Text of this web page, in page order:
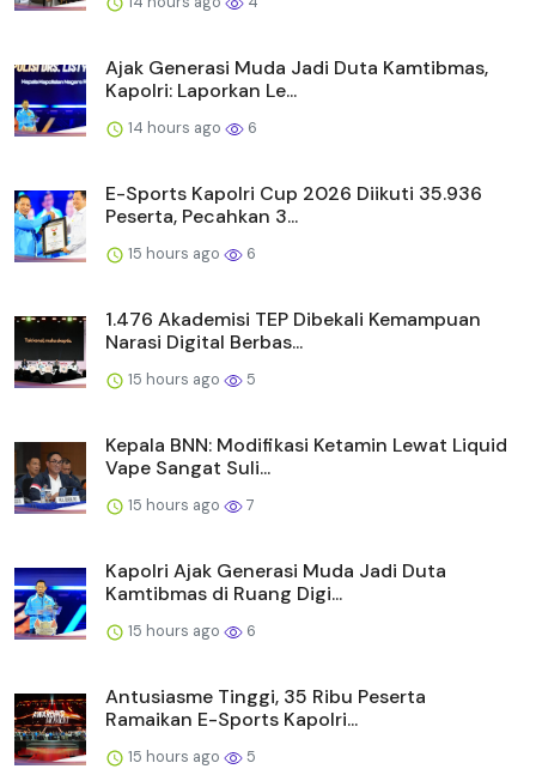
Ajak Generasi Muda Jadi Duta Kamtibmas,
Kapolri: Laporkan Le...
14 hours ago 6
E-Sports Kapolri Cup 2026 Diikuti 35.936
Peserta, Pecahkan 3...
15 hours ago 6
1.476 Akademisi TEP Dibekali Kemampuan
Narasi Digital Berbas...
15 hours ago 5
Kepala BNN: Modifikasi Ketamin Lewat Liquid
Vape Sangat Suli...
15 hours ago 7
Kapolri Ajak Generasi Muda Jadi Duta
Kamtibmas di Ruang Digi...
15 hours ago 6
Antusiasme Tinggi, 35 Ribu Peserta
Ramaikan E-Sports Kapolri...
15 hours ago 5